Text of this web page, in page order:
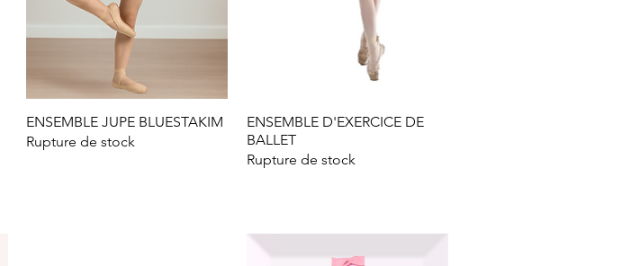
Aperçu rapide
ENSEMBLE JUPE BLUESTAKIM
Rupture de stock
Aperçu rapide
ENSEMBLE D'EXERCICE DE
BALLET
Rupture de stock